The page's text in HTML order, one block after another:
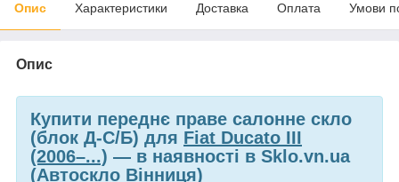
Опис Характеристики Доставка Оплата Умови
Опис
Купити переднє праве салонне скло
(блок Д-С/Б) для Fiat Ducato III
(2006–...) — в наявності в Sklo.vn.ua
(Автоскло Вінниця)